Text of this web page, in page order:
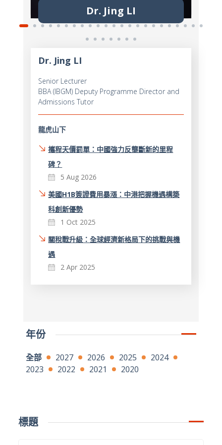
Dr. Jing LI
Dr. Jing LI
Senior Lecturer
BBA (IBGM) Deputy Programme Director and
Admissions Tutor
龍虎山下
攜程天價罰單：中國強力反壟斷新的里程
碑？
5 Aug 2026
美國H1B簽證費用暴漲：中港把握機遇構築
科創新優勢
1 Oct 2025
關稅戰升級：全球經濟新格局下的挑戰與機
遇
2 Apr 2025
年份
全部 2027 2026 2025
2024
2023
2022 2021 2020
標題